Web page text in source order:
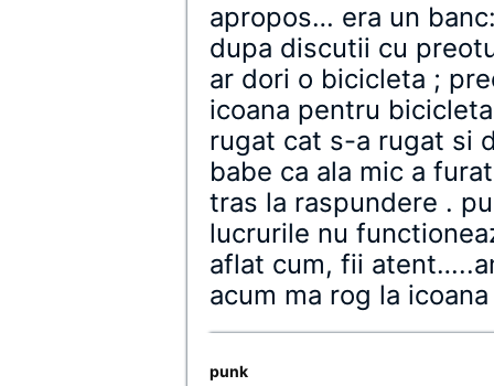
apropos… era un
dupa discutii cu
ar dori o bicicleta ;
icoana pentru
rugat cat s-a rugat si
babe ca ala mic a
tras la raspundere .
lucrurile nu
aflat cum, fii
acum ma rog la
punk